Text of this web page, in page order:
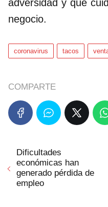
adversidad y que
negocio.
coronavirus tacos
COMPARTE
Dificultades
económicas han
generado pérdida de
empleo